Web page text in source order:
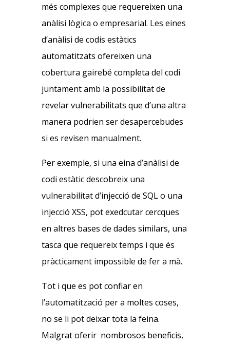
més complexes que requereixen una
anàlisi lògica o empresarial. Les eines
d’anàlisi de codis estàtics
automatitzats ofereixen una
cobertura gairebé completa del codi
juntament amb la possibilitat de
revelar vulnerabilitats que d’una altra
manera podrien ser desapercebudes
si es revisen manualment.
Per exemple, si una eina d’anàlisi de
codi estàtic descobreix una
vulnerabilitat d’injecció de SQL o una
injecció XSS, pot exedcutar cercques
en altres bases de dades similars, una
tasca que requereix temps i que és
pràcticament impossible de fer a mà.
Tot i que es pot confiar en
l’automatització per a moltes coses,
no se li pot deixar tota la feina.
Malgrat oferir nombrosos beneficis,